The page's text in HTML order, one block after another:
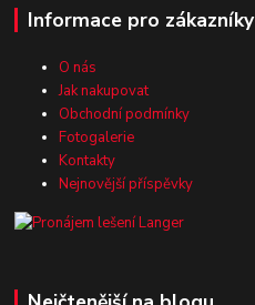
Informace pro zákazníky
O nás
Jak nakupovat
Obchodní podmínky
Fotogalerie
Kontakty
Nejnovější příspěvky